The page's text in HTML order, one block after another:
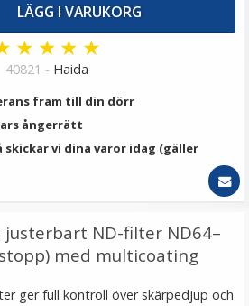
- Gör filtergängan större
★★★★
LÄGG I VARUKORG
★ ★ ★ ★
40821 - Haida
fram till din dörr
ångerrätt
skickar vi dina varor idag (gäller
justerbart ND-filter ND64–
med multicoating
ger full kontroll över skärpedjup och